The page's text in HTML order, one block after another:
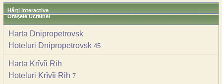
Hărţi interactive
Oraşele Ucrainei
Harta Dnipropetrovsk
Hoteluri Dnipropetrovsk 45
Harta Krîvîi Rih
Hoteluri Krîvîi Rih 7